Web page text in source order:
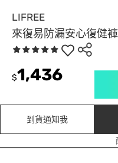
LIFREE
來復易防漏安心復健
$1,436
到貨通知我